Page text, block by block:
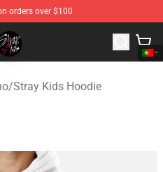
orders over $100
Stray Kids Merchandise Store
/Stray Kids Hoodie